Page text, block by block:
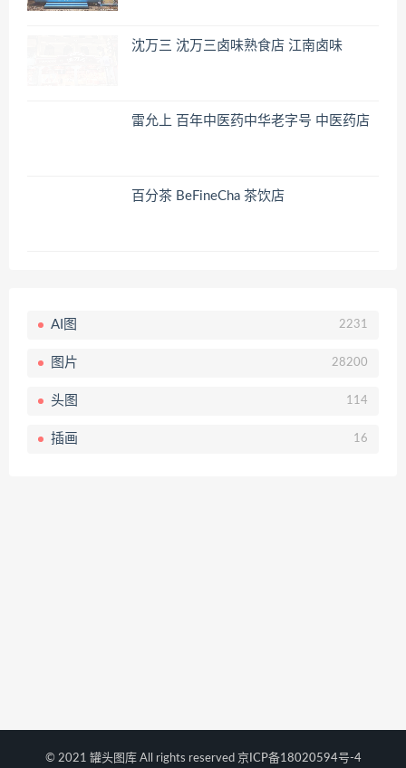
沈万三 沈万三卤味熟食店 江南卤味
雷允上 百年中医药中华老字号 中医药店
百分茶 BeFineCha 茶饮店
AI图 2231
图片 28200
头图 114
插画 16
© 2021 罐头图库 All rights reserved 京ICP备18020594号-4